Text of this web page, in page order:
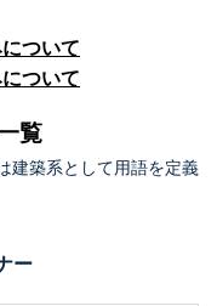
ついて
ついて
覧
建築系として用語を定義
ー